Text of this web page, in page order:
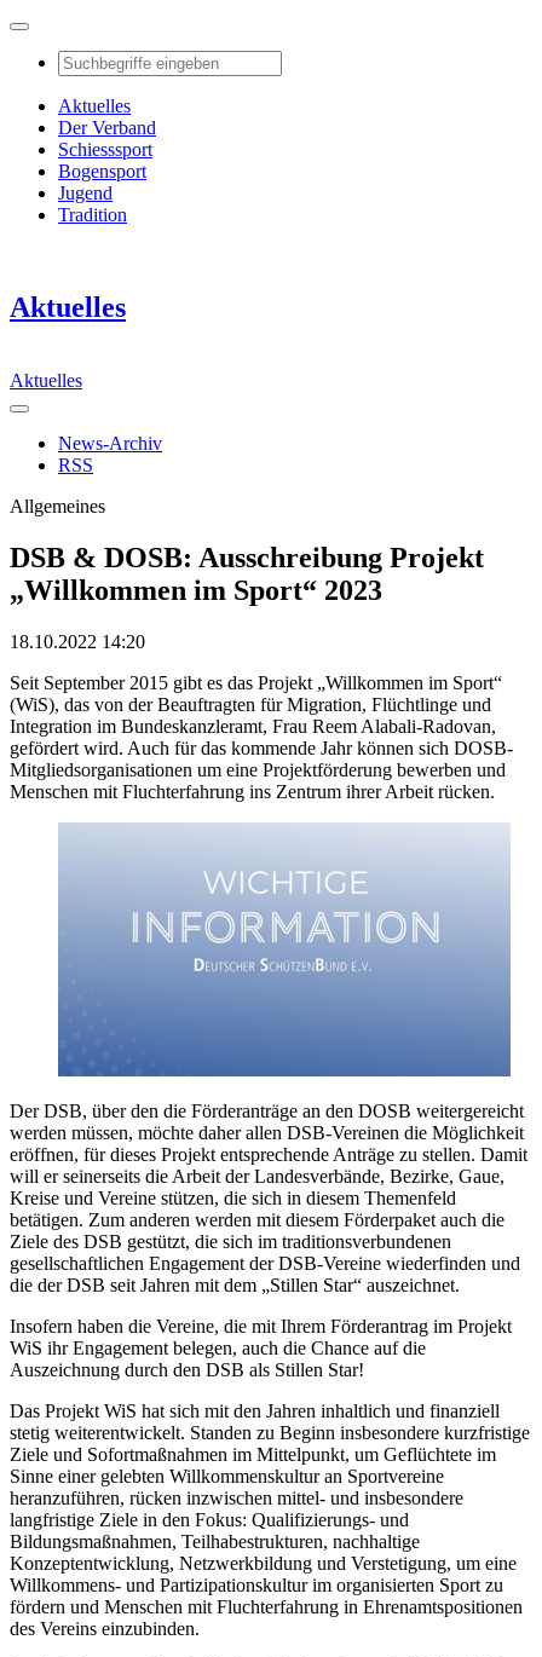
Aktuelles
Der Verband
Schiesssport
Bogensport
Jugend
Tradition
Aktuelles
Aktuelles
News-Archiv
RSS
Allgemeines
DSB & DOSB: Ausschreibung Projekt
„Willkommen im Sport“ 2023
18.10.2022 14:20
Seit September 2015 gibt es das Projekt „Willkommen im Sport“
(WiS), das von der Beauftragten für Migration, Flüchtlinge und
Integration im Bundeskanzleramt, Frau Reem Alabali-Radovan,
gefördert wird. Auch für das kommende Jahr können sich DOSB-
Mitgliedsorganisationen um eine Projektförderung bewerben und
Menschen mit Fluchterfahrung ins Zentrum ihrer Arbeit rücken.
Der DSB, über den die Förderanträge an den DOSB weitergereicht
werden müssen, möchte daher allen DSB-Vereinen die Möglichkeit
eröffnen, für dieses Projekt entsprechende Anträge zu stellen. Damit
will er seinerseits die Arbeit der Landesverbände, Bezirke, Gaue,
Kreise und Vereine stützen, die sich in diesem Themenfeld
betätigen. Zum anderen werden mit diesem Förderpaket auch die
Ziele des DSB gestützt, die sich im traditionsverbundenen
gesellschaftlichen Engagement der DSB-Vereine wiederfinden und
die der DSB seit Jahren mit dem „Stillen Star“ auszeichnet.
Insofern haben die Vereine, die mit Ihrem Förderantrag im Projekt
WiS ihr Engagement belegen, auch die Chance auf die
Auszeichnung durch den DSB als Stillen Star!
Das Projekt WiS hat sich mit den Jahren inhaltlich und finanziell
stetig weiterentwickelt. Standen zu Beginn insbesondere kurzfristige
Ziele und Sofortmaßnahmen im Mittelpunkt, um Geflüchtete im
Sinne einer gelebten Willkommenskultur an Sportvereine
heranzuführen, rücken inzwischen mittel- und insbesondere
langfristige Ziele in den Fokus: Qualifizierungs- und
Bildungsmaßnahmen, Teilhabestrukturen, nachhaltige
Konzeptentwicklung, Netzwerkbildung und Verstetigung, um eine
Willkommens- und Partizipationskultur im organisierten Sport zu
fördern und Menschen mit Fluchterfahrung in Ehrenamtspositionen
des Vereins einzubinden.